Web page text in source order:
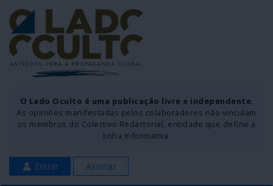
O Lado Oculto é uma publicação livre e independente.
As opiniões manifestadas pelos colaboradores não vinculam
os membros do Colectivo Redactorial, entidade que define a
linha informativa.
Entrar Assinar